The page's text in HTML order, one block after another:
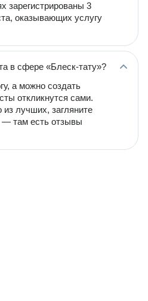
зарегистрированы 3
оказывающих услугу
в сфере «Блеск-тату»?
а можно создать
откликнутся сами.
лучших, загляните
— там есть отзывы